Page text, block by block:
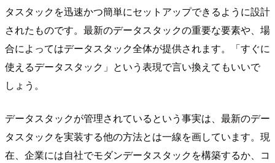
タスタックを迅速かつ簡単にセットアップできるように設計
されたものです。最新のデータスタックの重要な要素や、場
合によってはデータスタック全体が提供されます。「すぐに
使えるデータスタック」という表現で言い換えてもいいで
しょう。
データスタックが管理されているという事実は、最新のデー
タスタックを実装する他の方法とは一線を画しています。現
在、企業には自社でモダンデータスタックを構築するか、コ